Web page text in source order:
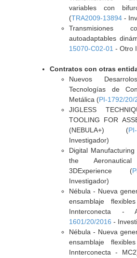
variables con
(TRA2009-13894-
Transmisiones
autoadaptables
15070-C02-01 - Otro
Contratos con otras
Nuevos
Tecnologías de
Metálica (PI-1792/20/
JIGLESS
TOOLING FOR
(NEBULA+) (
Investigador)
Digital
the
3DExperience (
Investigador)
Nébula - Nueva
ensamblaje
Innterconecta -
1601/20/2016 -
Nébula - Nueva
ensamblaje
Innterconecta -